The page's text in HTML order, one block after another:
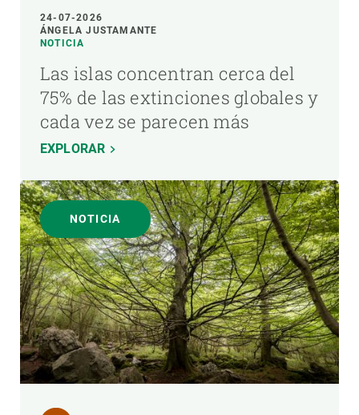
24-07-2026
ÁNGELA JUSTAMANTE
NOTICIA
Las islas concentran cerca del
75% de las extinciones globales y
cada vez se parecen más
EXPLORAR
NOTICIA